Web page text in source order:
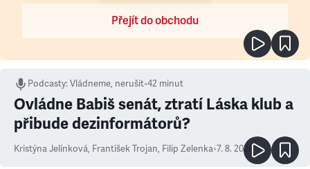
Přejít do obchodu
Podcasty:Vládneme, nerušit•42 minut
Ovládne Babiš senát, ztratí Láska klub a
přibude dezinformátorů?
Kristýna Jelínková, František Trojan, Filip Zelenka•7. 8. 2026